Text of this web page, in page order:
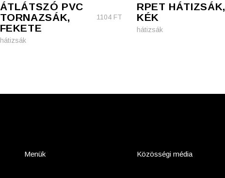
ÁTLÁTSZÓ PVC
TORNAZSÁK,
FEKETE
1104 FT
hátizsák
RPET HÁTIZSÁK,
KÉK
hátizsák
Menük Közösségi média